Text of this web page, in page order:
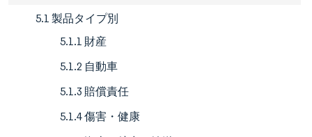
5.1 製品タイプ別
5.1.1 財産
5.1.2 自動車
5.1.3 賠償責任
5.1.4 傷害・健康